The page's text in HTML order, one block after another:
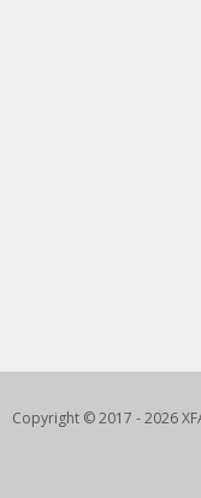
Copyright © 2017 - 2026